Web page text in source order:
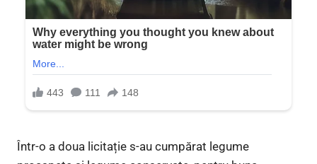
Într-o a doua licitație s-au cumpărat legume